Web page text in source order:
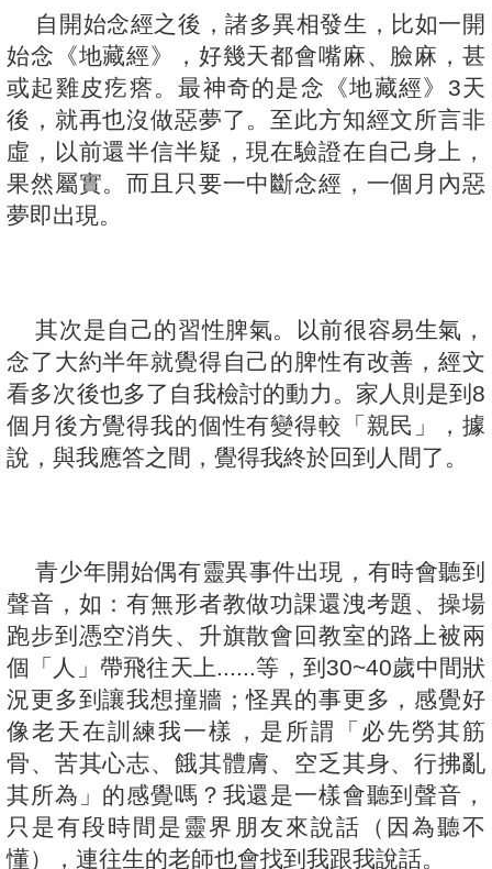
自開始念經之後，諸多異相發生，比如一開
始念《地藏經》，好幾天都會嘴麻、臉麻，甚
或起雞皮疙瘩。最神奇的是念《地藏經》3天
後，就再也沒做惡夢了。至此方知經文所言非
虛，以前還半信半疑，現在驗證在自己身上，
果然屬實。而且只要一中斷念經，一個月內惡
夢即出現。
其次是自己的習性脾氣。以前很容易生氣，
念了大約半年就覺得自己的脾性有改善，經文
看多次後也多了自我檢討的動力。家人則是到8
個月後方覺得我的個性有變得較「親民」，據
說，與我應答之間，覺得我終於回到人間了。
青少年開始偶有靈異事件出現，有時會聽到
聲音，如：有無形者教做功課還洩考題、操場
跑步到憑空消失、升旗散會回教室的路上被兩
個「人」帶飛往天上......等，到30~40歲中間狀
況更多到讓我想撞牆；怪異的事更多，感覺好
像老天在訓練我一樣，是所謂「必先勞其筋
骨、苦其心志、餓其體膚、空乏其身、行拂亂
其所為」的感覺嗎？我還是一樣會聽到聲音，
只是有段時間是靈界朋友來說話（因為聽不
懂），連往生的老師也會找到我跟我說話。